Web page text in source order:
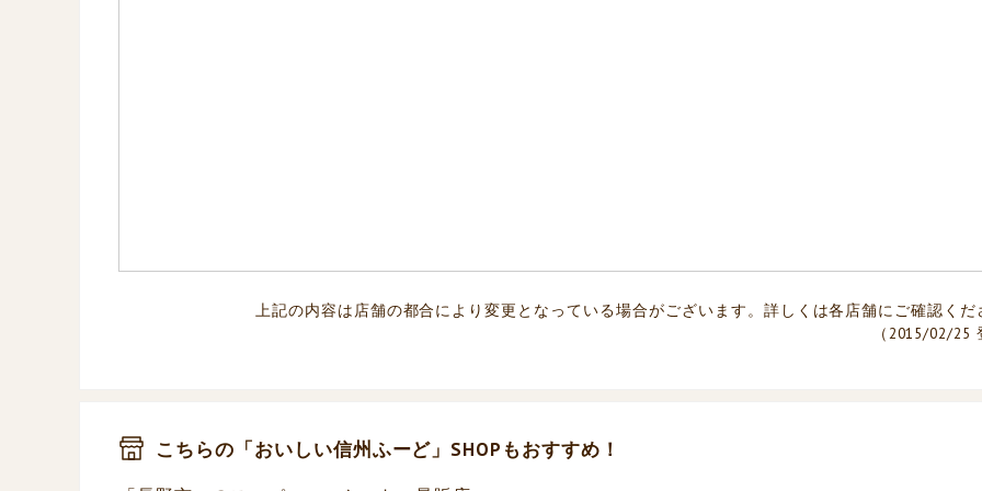
上記の内容は店舗の都合により変更となっている場合がございます。詳しくは各店舗にご確認くだ
（2015/02/25
こちらの「おいしい信州ふーど」SHOPもおすすめ！